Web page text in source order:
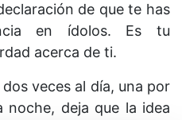
de que te has
en ídolos. Es tu
acerca de ti.
veces al día, una por
deja que la idea